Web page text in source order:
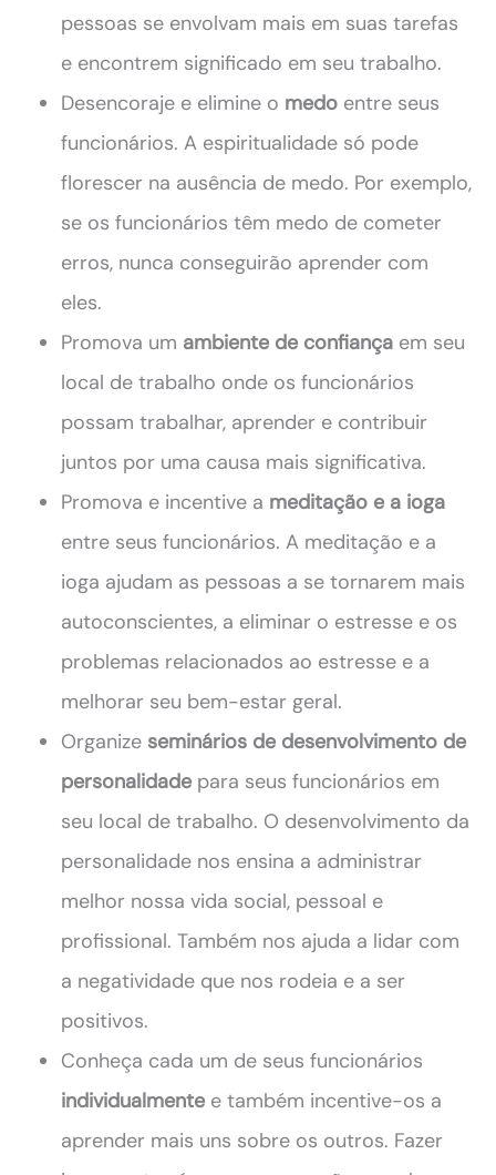
pessoas se envolvam mais em suas tarefas
e encontrem significado em seu trabalho.
Desencoraje e elimine o medo entre seus
funcionários. A espiritualidade só pode
florescer na ausência de medo. Por exemplo,
se os funcionários têm medo de cometer
erros, nunca conseguirão aprender com
eles.
Promova um ambiente de confiança em seu
local de trabalho onde os funcionários
possam trabalhar, aprender e contribuir
juntos por uma causa mais significativa.
Promova e incentive a meditação e a ioga
entre seus funcionários. A meditação e a
ioga ajudam as pessoas a se tornarem mais
autoconscientes, a eliminar o estresse e os
problemas relacionados ao estresse e a
melhorar seu bem-estar geral.
Organize seminários de desenvolvimento de
personalidade para seus funcionários em
seu local de trabalho. O desenvolvimento da
personalidade nos ensina a administrar
melhor nossa vida social, pessoal e
profissional. Também nos ajuda a lidar com
a negatividade que nos rodeia e a ser
positivos.
Conheça cada um de seus funcionários
individualmente e também incentive-os a
aprender mais uns sobre os outros. Fazer